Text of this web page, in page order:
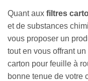
Quant aux filtres
et de substances
vous proposer un
tout en vous offrant
carton pour feuille à
bonne tenue de votre